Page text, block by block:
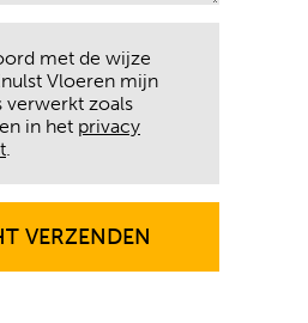
met de wijze
Vloeren mijn
verwerkt zoals
in het privacy
VERZENDEN
VERZENDEN